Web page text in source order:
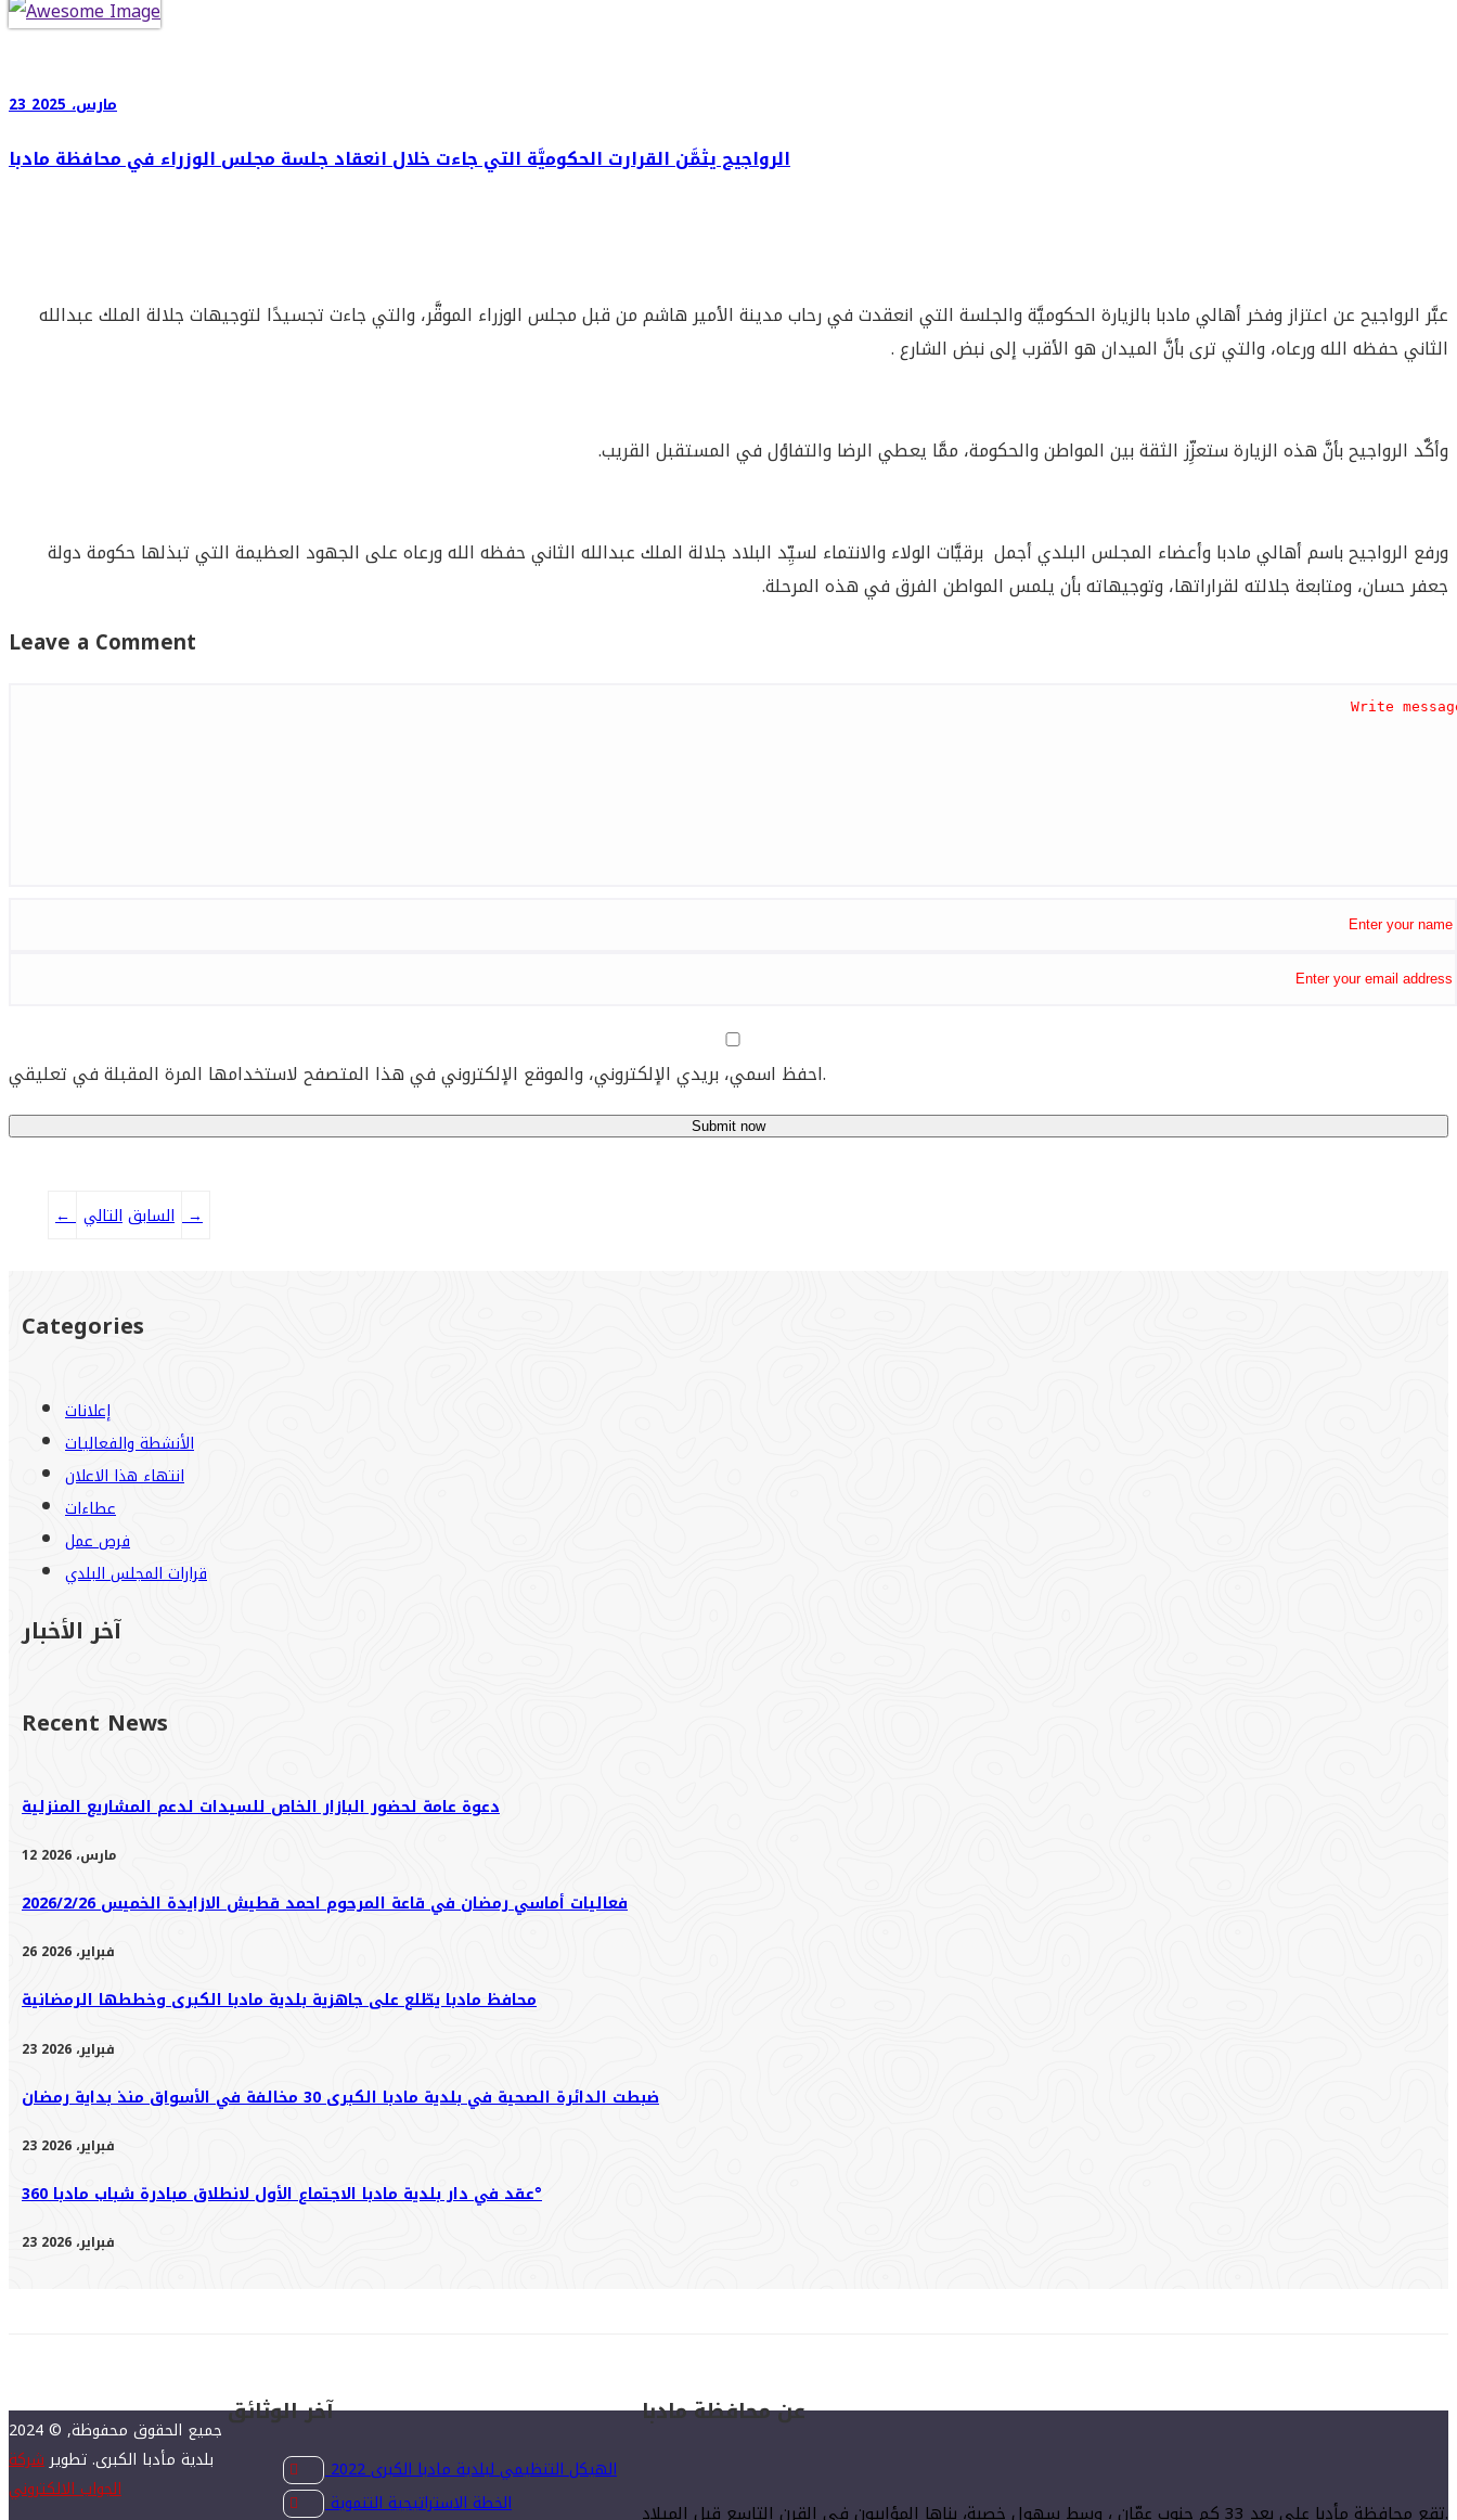
23 مارس، 2025
الرواجيح يثمَّن القرارت الحكوميَّة التي جاءت خلال انعقاد جلسة مجلس الوزراء في محافظة مادبا
عبَّر الرواجيح عن اعتزاز وفخر أهالي مادبا بالزيارة الحكوميَّة والجلسة التي انعقدت في رحاب مدينة الأمير هاشم من قبل مجلس الوزراء الموقَّر، والتي جاءت تجسيدًا لتوجيهات جلالة الملك عبدالله
الثاني حفظه الله ورعاه، والتي ترى بأنَّ الميدان هو الأقرب إلى نبض الشارع .
وأكَّد الرواجيح بأنَّ هذه الزيارة ستعزِّز الثقة بين المواطن والحكومة، ممَّا يعطي الرضا والتفاؤل في المستقبل القريب.
ورفع الرواجيح باسم أهالي مادبا وأعضاء المجلس البلدي أجمل برقيَّات الولاء والانتماء لسيِّد البلاد جلالة الملك عبدالله الثاني حفظه الله ورعاه على الجهود العظيمة التي تبذلها حكومة دولة
جعفر حسان، ومتابعة جلالته لقراراتها، وتوجيهاته بأن يلمس المواطن الفرق في هذه المرحلة.
Leave a Comment
احفظ اسمي، بريدي الإلكتروني، والموقع الإلكتروني في هذا المتصفح لاستخدامها المرة المقبلة في تعليقي.
← السابق التالي→
Categories
إعلانات
الأنشطة والفعاليات
انتهاء هذا الاعلان
عطاءات
فرص عمل
قرارات المجلس البلدي
آخر الأخبار
Recent News
دعوة عامة لحضور البازار الخاص للسيدات لدعم المشاريع المنزلية
12 مارس، 2026
فعاليات أماسي رمضان في قاعة المرحوم احمد قطيش الازايدة الخميس 2026/2/26
26 فبراير، 2026
محافظ مادبا يطّلع على جاهزية بلدية مادبا الكبرى وخططها الرمضانية
23 فبراير، 2026
ضبطت الدائرة الصحية في بلدية مادبا الكبرى 30 مخالفة في الأسواق منذ بداية رمضان
23 فبراير، 2026
عقد في دار بلدية مادبا الاجتماع الأول لانطلاق مبادرة شباب مادبا 360°
23 فبراير، 2026
عن محافظة مادبا
تقع محافظة مأدبا على بعد 33 كم جنوب عمّان ، وسط سهول خصبة، بناها المؤابيون في القرن التاسع قبل الميلاد.
آخر الوثائق
الهيكل التنظيمي لبلدية مادبا الكبرى 2022
الخطة الاستراتيجية التنموية
2024 © جميع الحقوق محفوظة,
بلدية مأدبا الكبرى. تطويرشركة
الجواب الالكتروني